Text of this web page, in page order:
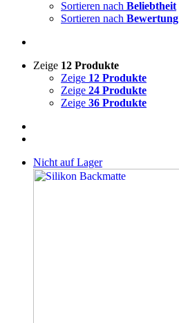
Sortieren nach Beliebtheit
Sortieren nach Bewertung
Zeige 12 Produkte
Zeige 12 Produkte
Zeige 24 Produkte
Zeige 36 Produkte
Nicht auf Lager